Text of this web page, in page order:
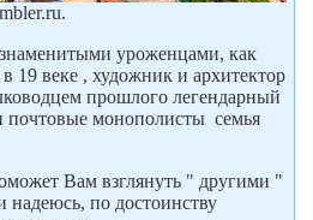
уроженцами, как
19 веке , художник и архитектор
прошлого легендарный
почтовые монополисты семья
Вам взглянуть " другими "
по достоинству